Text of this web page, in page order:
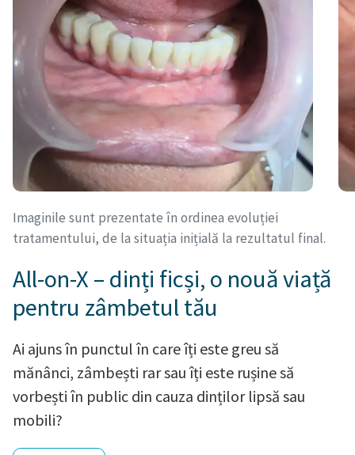
Imaginile sunt prezentate în ordinea evoluției
tratamentului, de la situația inițială la rezultatul final.
All-on-X – dinți ficși, o nouă viață
pentru zâmbetul tău
Ai ajuns în punctul în care îți este greu să
mănânci, zâmbești rar sau îți este rușine să
vorbești în public din cauza dinților lipsă sau
mobili?